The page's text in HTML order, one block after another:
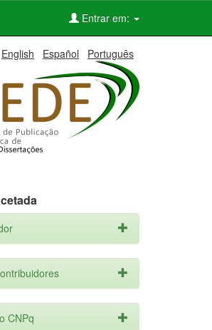
Entrar em:
English Español Português
CNPq